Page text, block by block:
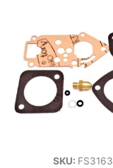
SKU: FS3163